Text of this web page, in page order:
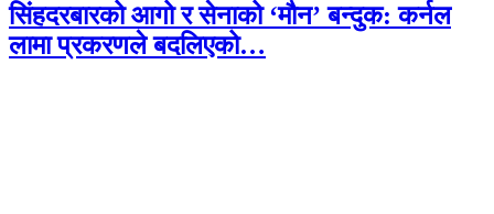
सिंहदरबारको आगो र सेनाको ‘मौन’ बन्दुक: कर्नल
लामा प्रकरणले बदलिएको…